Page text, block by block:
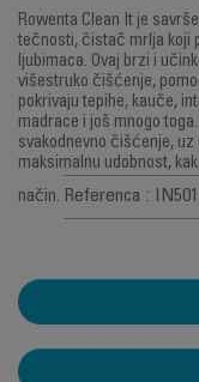
Rowenta Clean It je
tečnosti, čistač mrlja koji
ljubimaca. Ovaj brzi i
višestruko čišćenje,
pokrivaju tepihe, kauče,
madrace i još mnogo
svakodnevno čišćenje,
maksimalnu udobnost,
način. Referenca :